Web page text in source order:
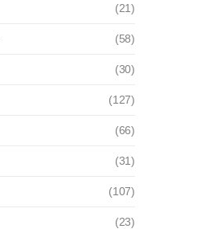
(21)
(58)
(30)
(127)
(66)
(31)
(107)
(23)